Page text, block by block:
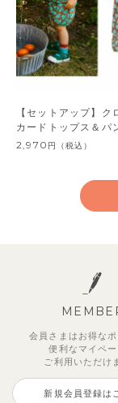
【セットアップ】ク
カードトップス＆パ
2,970 円 （税込）
会員さまはお得な
便利な マイペ
ご利用いただけ
新規会員登録は